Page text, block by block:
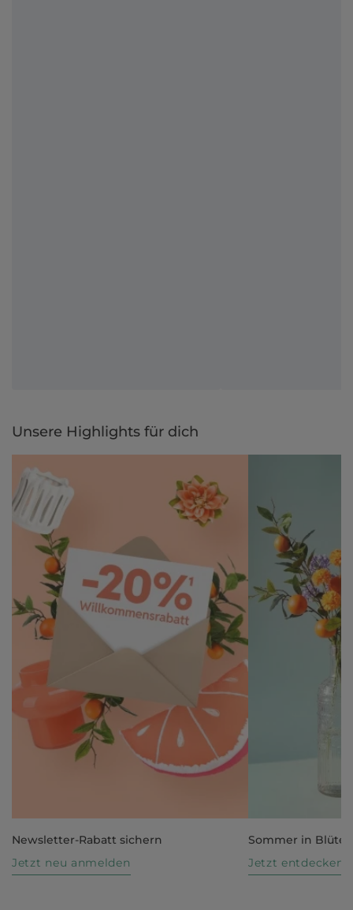
Unsere Highlights für dich
Newsletter-Rabatt sichern
Jetzt neu anmelden
Sommer in Blüte
Jetzt entdecken